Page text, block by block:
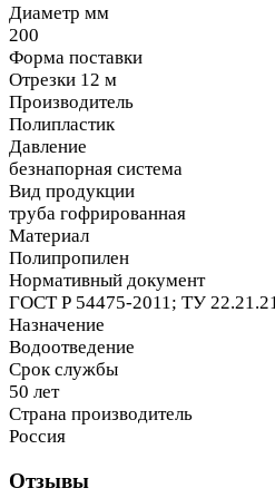
Диаметр мм
200
Форма поставки
Отрезки 12 м
Производитель
Полипластик
Давление
безнапорная система
Вид продукции
труба гофрированная
Материал
Полипропилен
Нормативный документ
ГОСТ Р 54475-2011; ТУ
Назначение
Водоотведение
Срок службы
50 лет
Страна производитель
Россия
Отзывы